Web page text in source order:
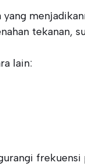
tekanan,
lain: